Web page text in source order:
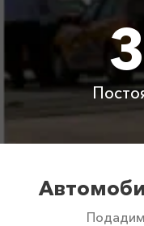
Аренда автомобиля
Цены по акции
автомобилей в г
сообщит